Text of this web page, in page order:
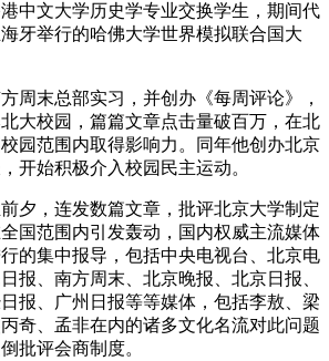
中文大学历史学专业交换学生，期间代
牙举行的哈佛大学世界模拟联合国大
周末总部实习，并创办《每周评论》，
大校园，篇篇文章点击量破百万，在北
园范围内取得影响力。同年他创办北京
开始积极介入校园民主运动。
夕，连发数篇文章，批评北京大学制定
国范围内引发轰动，国内权威主流媒体
的集中报导，包括中央电视台、北京电
报、南方周末、北京晚报、北京日报、
报、广州日报等等媒体，包括李敖、梁
奇、孟非在内的诸多文化名流对此问题
批评会商制度。